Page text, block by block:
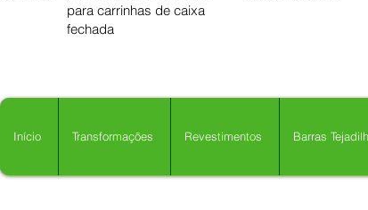
para carrinhas de caixa
fechada
Início Transformações Revestimentos Barras